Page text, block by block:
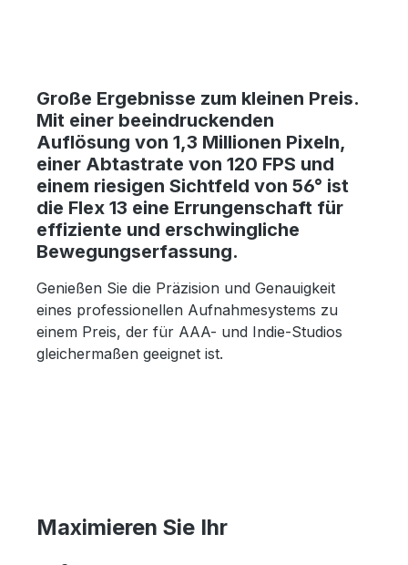
Große Ergebnisse zum kleinen Preis.
Mit einer beeindruckenden
Auflösung von 1,3 Millionen Pixeln,
einer Abtastrate von 120 FPS und
einem riesigen Sichtfeld von 56° ist
die Flex 13 eine Errungenschaft für
effiziente und erschwingliche
Bewegungserfassung.
Genießen Sie die Präzision und Genauigkeit
eines professionellen Aufnahmesystems zu
einem Preis, der für AAA- und Indie-Studios
gleichermaßen geeignet ist.
Maximieren Sie Ihr